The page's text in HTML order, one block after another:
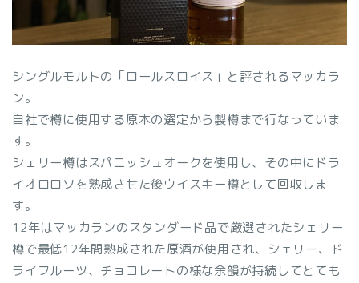
シングルモルトの「ロールスロイス」と評されるマッカラ
ン。
自社で樽に使用する原木の選定から製樽まで行なっていま
す。
シェリー樽はスパニッシュオークを使用し、その中にドラ
イオロロソを熟成させた後ウイスキー樽として回収しま
す。
12年はマッカランのスタンダード品で厳選されたシェリー
樽で最低12年間熟成された原酒が使用され、シェリー、ド
ライフルーツ、チョコレートの様な余韻が持続してとても